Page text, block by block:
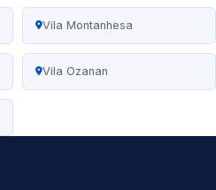
Vila Montanhesa
Vila Ozanan